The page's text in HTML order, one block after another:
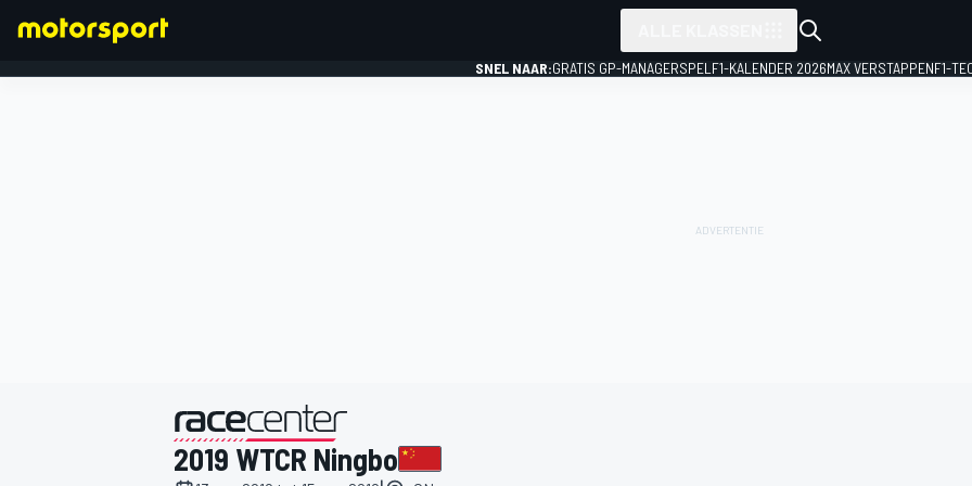
SNEL NAAR:GRATIS GP-MANAGERSPEL F1-KALENDER 2026MAX VERSTAPPENF1-
gepresenteerd door
2019 WTCR Ningbo